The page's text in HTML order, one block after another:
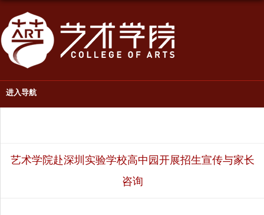
进入导航
艺术学院赴深圳实验学校高中园开展招生宣传与家长
咨询